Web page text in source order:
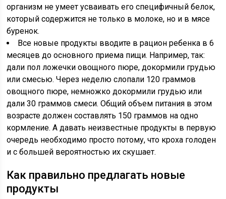
организм не умеет усваивать его специфичный белок,
который содержится не только в молоке, но и в мясе
буренок.
Все новые продукты вводите в рацион ребенка в 6
месяцев до основного приема пищи. Например, так:
дали пол ложечки овощного пюре, докормили грудью
или смесью. Через неделю слопали 120 граммов
овощного пюре, немножко докормили грудью или
дали 30 граммов смеси. Общий объем питания в этом
возрасте должен составлять 150 граммов на одно
кормление. А давать неизвестные продукты в первую
очередь необходимо просто потому, что кроха голоден
и с большей вероятностью их скушает.
Как правильно предлагать новые
продукты